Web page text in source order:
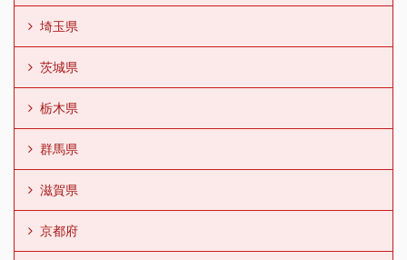
埼玉県
茨城県
栃木県
群馬県
滋賀県
京都府